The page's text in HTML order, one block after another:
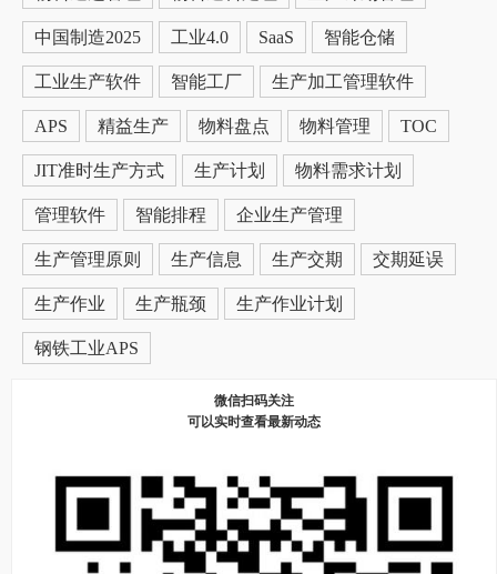
中国制造2025 工业4.0 SaaS 智能仓储
工业生产软件 智能工厂 生产加工管理软件
APS 精益生产 物料盘点 物料管理 TOC
JIT准时生产方式 生产计划 物料需求计划
管理软件 智能排程 企业生产管理
生产管理原则 生产信息 生产交期 交期延误
生产作业 生产瓶颈 生产作业计划
钢铁工业APS
微信扫码关注
可以实时查看最新动态